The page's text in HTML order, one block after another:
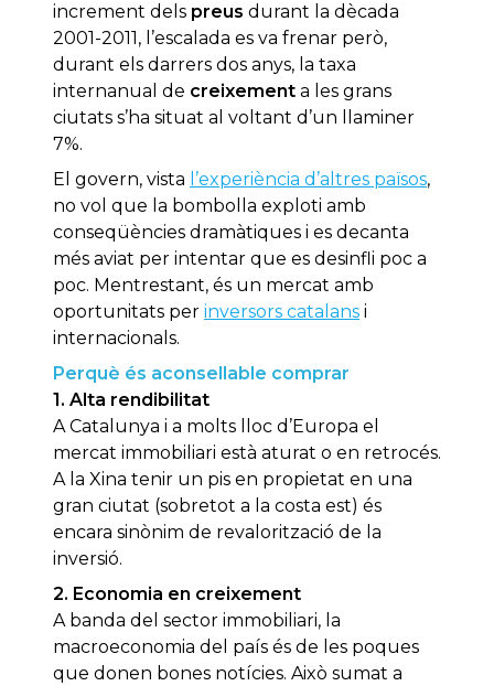
increment dels preus durant la dècada
2001-2011, l’escalada es va frenar però,
durant els darrers dos anys, la taxa
internanual de creixement a les grans
ciutats s’ha situat al voltant d’un llaminer
7%.
El govern, vista l’experiència d’altres països,
no vol que la bombolla exploti amb
conseqüències dramàtiques i es decanta
més aviat per intentar que es desinfli poc a
poc. Mentrestant, és un mercat amb
oportunitats per inversors catalans i
internacionals.
Perquè és aconsellable comprar
1. Alta rendibilitat
A Catalunya i a molts lloc d’Europa el
mercat immobiliari està aturat o en retrocés.
A la Xina tenir un pis en propietat en una
gran ciutat (sobretot a la costa est) és
encara sinònim de revalorització de la
inversió.
2. Economia en creixement
A banda del sector immobiliari, la
macroeconomia del país és de les poques
que donen bones notícies. Això sumat a